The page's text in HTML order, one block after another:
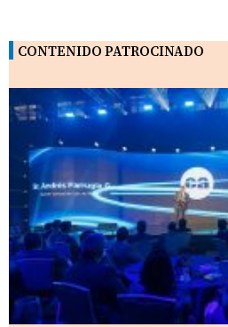
CONTENIDO PATROCINADO